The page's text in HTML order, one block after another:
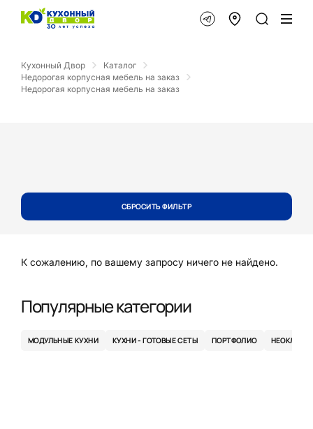
Кухонный Двор
Каталог
Недорогая корпусная мебель на заказ
Недорогая корпусная мебель на заказ
СБРОСИТЬ ФИЛЬТР
К сожалению, по вашему запросу ничего не найдено.
Популярные категории
МОДУЛЬНЫЕ КУХНИ КУХНИ - ГОТОВЫЕ СЕТЫ ПОРТФОЛИО